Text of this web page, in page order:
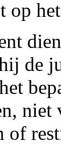
op
de
niet
of